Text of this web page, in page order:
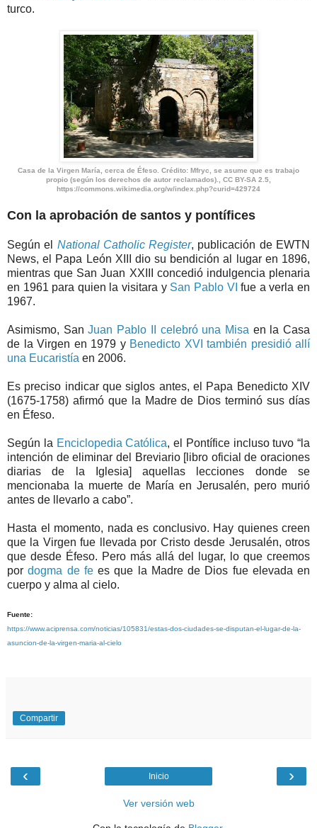
turco.
Casa de la Virgen María, cerca de Éfeso. Crédito: Mfryc, se asume que es trabajo
propio (según los derechos de autor reclamados)., CC BY-SA 2.5,
https://commons.wikimedia.org/w/index.php?curid=429724
Con la aprobación de santos y pontífices
Según el National Catholic Register, publicación de EWTN
News, el Papa León XIII dio su bendición al lugar en 1896,
mientras que San Juan XXIII concedió indulgencia plenaria
en 1961 para quien la visitara y San Pablo VI fue a verla en
1967.
Asimismo, SanJuan Pablo II celebró una Misa en la Casa
de la Virgen en 1979 y Benedicto XVI también presidió allí
una Eucaristía en 2006.
Es preciso indicar que siglos antes, el Papa Benedicto XIV
(1675-1758) afirmó que la Madre de Dios terminó sus días
en Éfeso.
Según la Enciclopedia Católica, el Pontífice incluso tuvo “la
intención de eliminar del Breviario [libro oficial de oraciones
diarias de la Iglesia] aquellas lecciones donde se
mencionaba la muerte de María en Jerusalén, pero murió
antes de llevarlo a cabo”.
Hasta el momento, nada es conclusivo. Hay quienes creen
que la Virgen fue llevada por Cristo desde Jerusalén, otros
que desde Éfeso. Pero más allá del lugar, lo que creemos
pordogma de fees que la Madre de Dios fue elevada en
cuerpo y alma al cielo.
Fuente:
https://www.aciprensa.com/noticias/105831/estas-dos-ciudades-se-disputan-el-lugar-de-la-
asuncion-de-la-virgen-maria-al-cielo
Compartir
‹ ›
Inicio
Ver versión web